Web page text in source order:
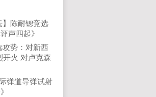
】陈耐锶竞选
声四起》
势：对新西
开火 对卢克森
弹道导弹试射
》